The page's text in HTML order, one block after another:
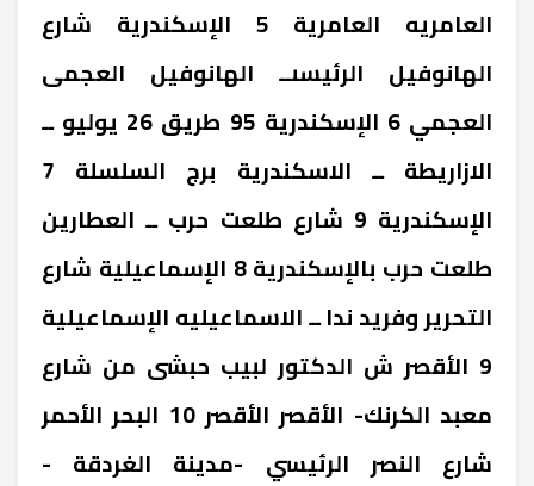
العامريه ‎العامرية 5 ‎الإسكندرية ‎شارع
الهانوفيل الرئيسىــ الهانوفيل العجمى
‎العجمي 6 ‎الإسكندرية ‎95 طريق 26 يوليو ــ
الازاريطة ــ الاسكندرية ‎برج السلسلة 7
‎الإسكندرية ‎9 شارع طلعت حرب ــ العطارين
‎طلعت حرب بالإسكندرية 8 ‎الإسماعيلية ‎شارع
التحرير وفريد ندا ــ الاسماعيليه ‎الإسماعيلية
9 ‎الأقصر ‎ش الدكتور لبيب حبشى من شارع
معبد الكرنك- الأقصر ‎الأقصر 10 ‎البحر الأحمر
‎شارع النصر الرئيسي -مدينة الغردقة -